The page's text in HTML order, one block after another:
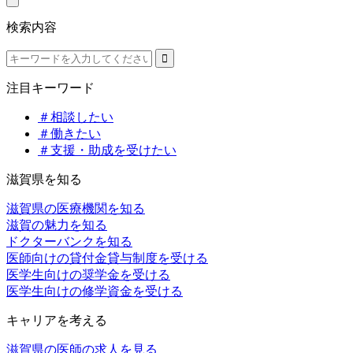
検索内容
注目キーワード
＃相談したい
＃働きたい
＃支援・助成を受けたい
滋賀県を知る
滋賀県の医療機関を知る
滋賀の魅力を知る
ドクターバンクを知る
医師向けの貸付金貸与制度を受ける
医学生向けの奨学金を受ける
医学生向けの修学資金を受ける
キャリアを考える
滋賀県の医師の求人を見る